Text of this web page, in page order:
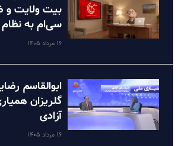
بیت ولایت و
سی‌ام به نظام
۱۶ مرداد ۱۴۰۵
ابوالقاسم
گلریزان
آزادی
۱۶ مرداد ۱۴۰۵